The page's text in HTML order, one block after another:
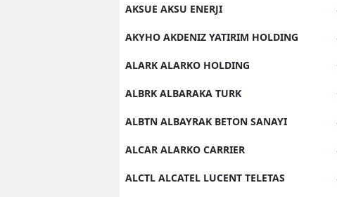
AKSUE AKSU ENERJI
AKYHO AKDENIZ YATIRIM HOLDING
ALARK ALARKO HOLDING
ALBRK ALBARAKA TURK
ALBTN ALBAYRAK BETON SANAYI
ALCAR ALARKO CARRIER
ALCTL ALCATEL LUCENT TELETAS